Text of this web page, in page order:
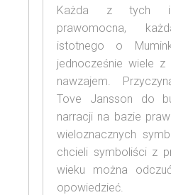
Każda z tych
prawomocna,
istotnego o
jednocześnie wiele z
nawzajem.
Tove Jansson do
narracji na bazie
wieloznacznych
chcieli symboliści z
wieku można
opowiedzieć.